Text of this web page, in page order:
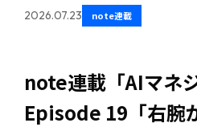
2026.07.23 note連載
note連載「AIマネ
Episode 19「右腕